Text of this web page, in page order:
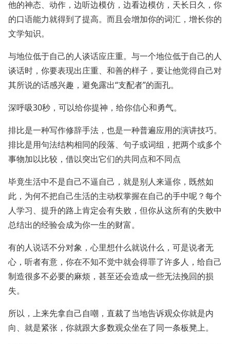
他的神态、动作，边听边模仿，边看边模仿，天长日久，你
的口语能力就得到了提高。而且会增加你的词汇，增长你的
文学知识。
与地位低于自己的人谈话应庄重。与一个地位低于自己的人
谈话时，你要表现出庄重、和善的样子，要让他觉得自己对
其所说的话感兴趣，避免露出“支配者”的面孔。
深呼吸30秒，可以给你提神，给你信心和勇气。
排比是一种写作修辞手法，也是一种普遍应用的演讲技巧。
排比是用句法结构相同的段落、句子或词组，把两个或多个
事物加以比较，借以突出它们的共同点和不同点
毕竟生活中不是自己不逼自己，就是别人来逼你，既然如
此，为何不把自己生活的主动权掌握在自己的手中呢？每个
人学习、提升的路上肯定会有失败，但你从这所有的失败中
总结出的经验会成为你一生的财富。
有的人说话不分对象，心里想什么就说什么，可是说者无
心，听者有意，你在不知不觉中就会得罪了许多人，给自己
制造很多不必要的麻烦，甚至还会造成一些无法挽回的损
失。
所以，上来先拿自己自嘲，直裁了当地告诉观众你就是内
向、就是紧张，你就跟大多数观众坐在了同一条板凳上。